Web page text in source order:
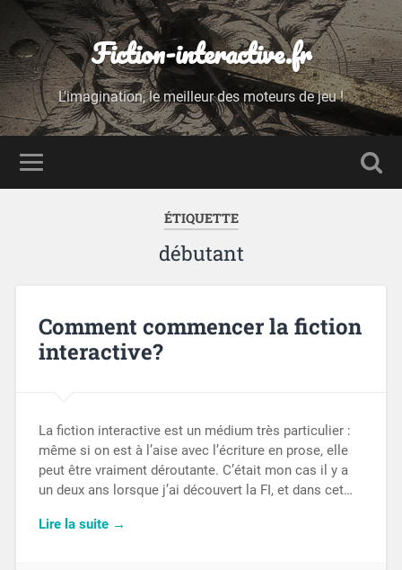
Fiction-interactive.fr
L'imagination, le meilleur des moteurs de jeu !
ÉTIQUETTE
débutant
Comment commencer la fiction
interactive?
La fiction interactive est un médium très particulier :
même si on est à l’aise avec l’écriture en prose, elle
peut être vraiment déroutante. C’était mon cas il y a
un deux ans lorsque j’ai découvert la FI, et dans cet…
Lire la suite →